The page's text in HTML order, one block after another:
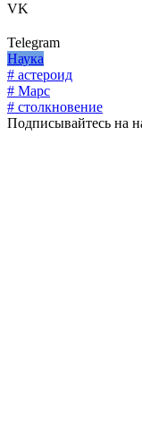
VK
Telegram
Наука
# астероид
# Марс
# столкновение
Подписывайтесь на